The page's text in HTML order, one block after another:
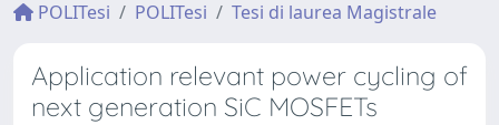
POLITesi POLITesi Tesi di laurea Magistrale
Application relevant power cycling of
next generation SiC MOSFETs